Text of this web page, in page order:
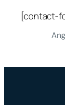
[contact-